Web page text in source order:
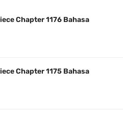
Sekali
Yang Jadi Penanggung Jawab
Udon
Kapten Yang Poster Bountynya
Chapter 1176 Bahasa
Chapter 1175 Bahasa